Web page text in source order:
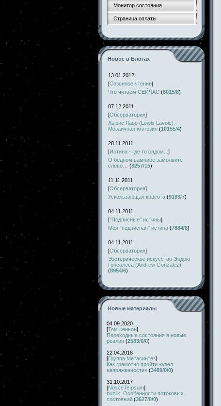
Монитор состояния
Страница оплаты
Новое в Блогах
13.01.2012
[Сезонное чтение]
Что читаем СЕЙЧАС (8015/8)
07.12.2011
[Обсерватория]
Льюис Лаво (Lewis Lavoie).
Мозаичная иллюзия (10155/4)
28.11.2011
[Истина - где то рядом... ]
О бедном вампире замолвите
слово…
(8257/15)
11.11.2011
[Обсерватория]
Ускользающая красота (9183/7)
04.11.2011
["Подписные" истины]
Моя "подписная" истина (7884/8)
04.11.2011
[Обсерватория]
Эзотерическое искусство Эндрю
Гонсалеса (Andrew Gonzalez)
(8954/6)
Новые материалы
04.09.2020
[Том Кеньон]
Переходные состояния в новые
реалии (2583/0/0)
22.04.2018
[Группа Метасинтез]
Как грамотно пройти «узел
напряженности» (3489/0/0)
31.10.2017
[NosceTeIpsum]
buzlik. Особенности потоковых
состояний (3627/0/0)